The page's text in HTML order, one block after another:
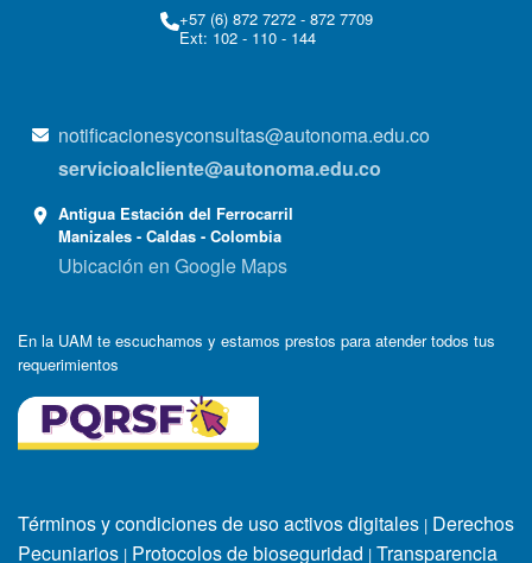
+57 (6) 872 7272 - 872 7709
Ext: 102 - 110 - 144
notificacionesyconsultas@autonoma.edu.co
servicioalcliente@autonoma.edu.co
Antigua Estación del Ferrocarril
Manizales - Caldas - Colombia
Ubicación en Google Maps
En la UAM te escuchamos y estamos prestos para atender todos tus
requerimientos
Términos y condiciones de uso activos digitales | Derechos
Pecuniarios | Protocolos de bioseguridad | Transparencia